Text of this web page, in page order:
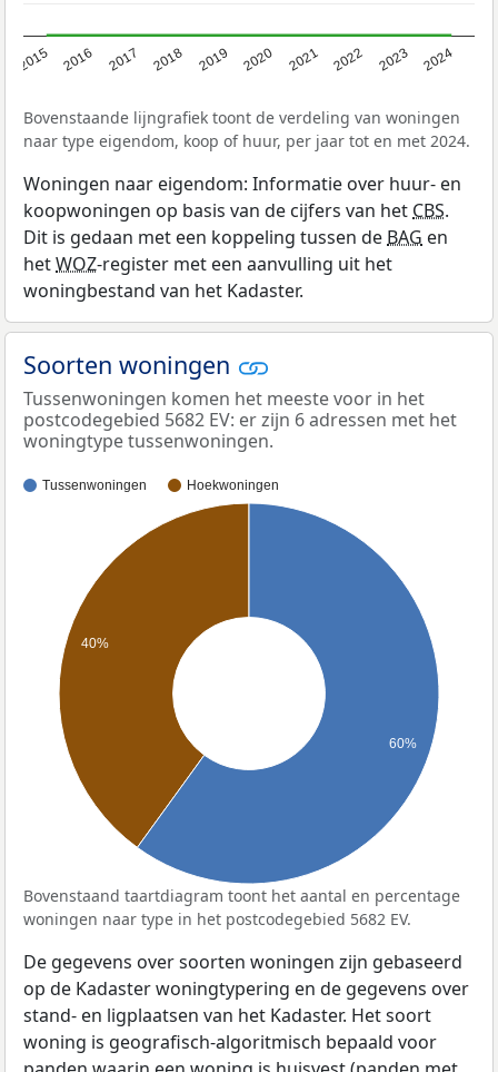
2015 2016 2017 2018 2019 2020 2021 2022 2023 2024
Bovenstaande lijngrafiek toont de verdeling van woningen
naar type eigendom, koop of huur, per jaar tot en met 2024.
Woningen naar eigendom: Informatie over huur- en
koopwoningen op basis van de cijfers van het CBS.
Dit is gedaan met een koppeling tussen de BAG en
hetWOZ-register met een aanvulling uit het
woningbestand van het Kadaster.
Soorten woningen
Tussenwoningen komen het meeste voor in het
postcodegebied 5682 EV: er zijn 6 adressen met het
woningtype tussenwoningen.
Tussenwoningen Hoekwoningen
40%
60%
Bovenstaand taartdiagram toont het aantal en percentage
woningen naar type in het postcodegebied 5682 EV.
De gegevens over soorten woningen zijn gebaseerd
op de Kadaster woningtypering en de gegevens over
stand- en ligplaatsen van het Kadaster. Het soort
woning is geografisch-algoritmisch bepaald voor